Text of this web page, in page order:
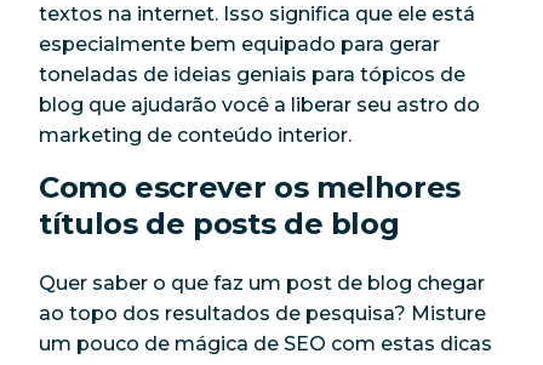
textos na internet. Isso significa que ele está
especialmente bem equipado para gerar
toneladas de ideias geniais para tópicos de
blog que ajudarão você a liberar seu astro do
marketing de conteúdo interior.
Como escrever os melhores
títulos de posts de blog
Quer saber o que faz um post de blog chegar
ao topo dos resultados de pesquisa? Misture
um pouco de mágica de SEO com estas dicas